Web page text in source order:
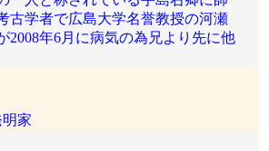
古学者で広島大学名誉教授の河瀬
2008年6月に病気の為兄より先に他
家